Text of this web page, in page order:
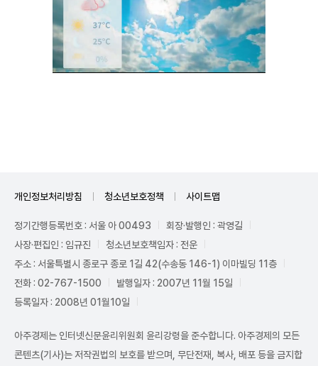
개인정보처리방침 청소년보호정책 사이트맵
정기간행등록번호 : 서울 아 00493
회장·발행인 : 곽영길
사장·편집인 : 임규진
청소년보호책임자 : 전운
주소 : 서울특별시 종로구 종로 1길 42(수송동 146-1) 이마빌딩 11층
전화 : 02-767-1500
발행일자 : 2007년 11월 15일
등록일자 : 2008년 01월10일
아주경제는 인터넷신문윤리위원회 윤리강령을 준수합니다. 아주경제의 모든
콘텐츠(기사)는 저작권법의 보호를 받으며, 무단전재, 복사, 배포 등을 금지합